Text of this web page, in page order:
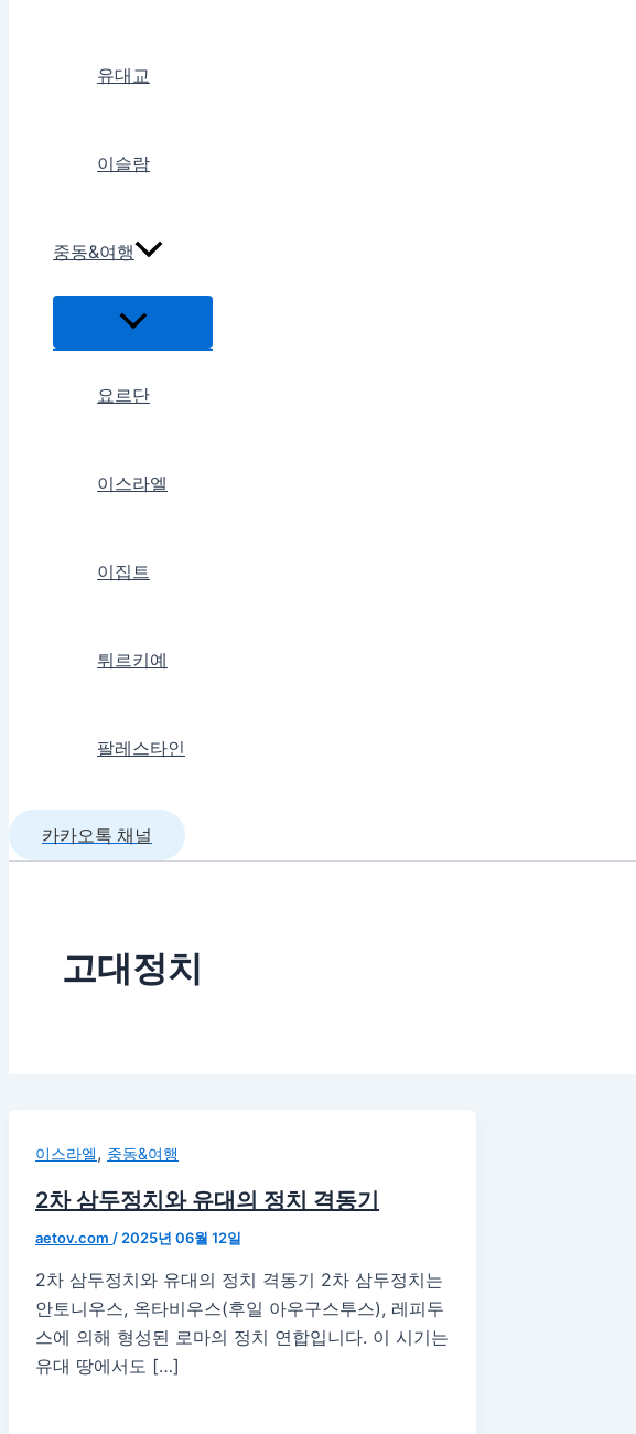
유대교
이슬람
중동&여행
메
토
요르단
이스라엘
이집트
튀르키예
팔레스타인
카카오톡 채널
고대정치
이스라엘, 중동&여행
2차 삼두정치와 유대의 정치 격동기
aetov.com / 2025년 06월 12일
2차 삼두정치와 유대의 정치 격동기 2차 삼두정치는
안토니우스, 옥타비우스(후일 아우구스투스), 레피두
스에 의해 형성된 로마의 정치 연합입니다. 이 시기는
유대 땅에서도 […]